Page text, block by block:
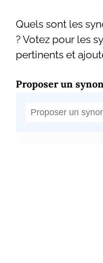
Quels sont les
? Votez pour les
pertinents et
Proposer un